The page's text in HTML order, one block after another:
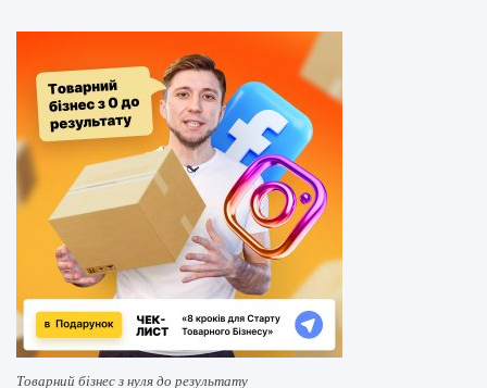
Товарний бізнес з нуля до результату